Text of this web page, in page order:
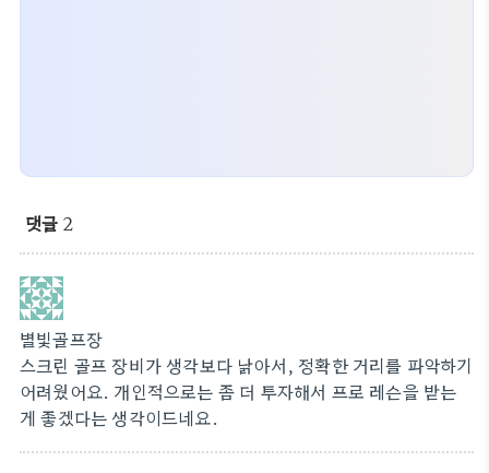
댓글 2
별빛골프장
스크린 골프 장비가 생각보다 낡아서, 정확한 거리를 파악하기
어려웠어요. 개인적으로는 좀 더 투자해서 프로 레슨을 받는
게 좋겠다는 생각이드네요.